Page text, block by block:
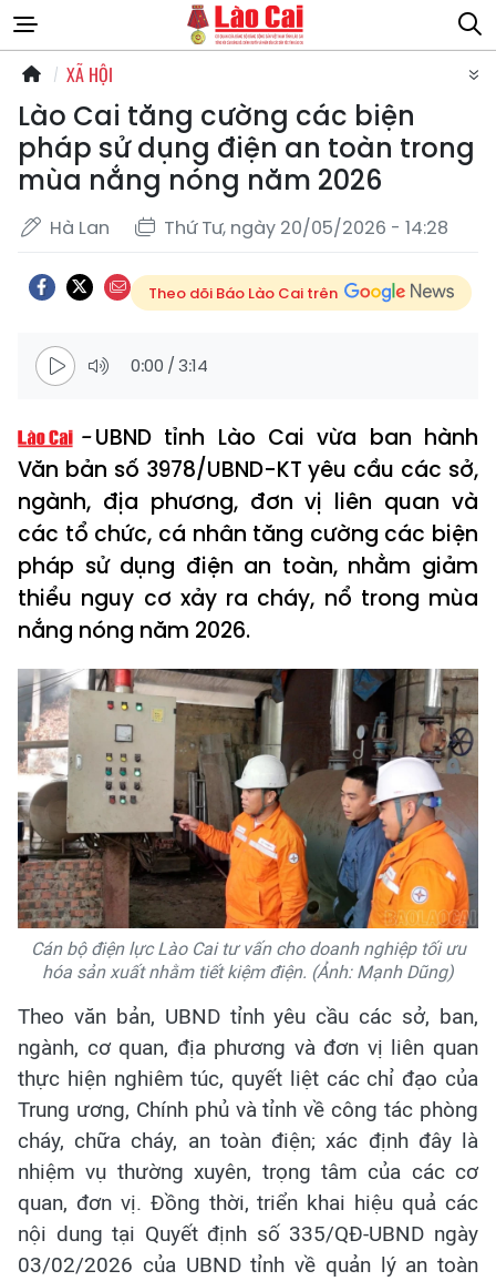
XÃ HỘI
Lào Cai tăng cường các biện
pháp sử dụng điện an toàn trong
mùa nắng nóng năm 2026
Hà Lan Thứ Tư, ngày 20/05/2026 - 14:28
Theo dõi Báo Lào Cai trên
0:00 /3:14
UBND tỉnh Lào Cai vừa ban hành
Văn bản số 3978/UBND-KT yêu cầu các sở,
ngành, địa phương, đơn vị liên quan và
các tổ chức, cá nhân tăng cường các biện
pháp sử dụng điện an toàn, nhằm giảm
thiểu nguy cơ xảy ra cháy, nổ trong mùa
nắng nóng năm 2026.
Cán bộ điện lực Lào Cai tư vấn cho doanh nghiệp tối ưu
hóa sản xuất nhằm tiết kiệm điện. (Ảnh: Mạnh Dũng)
Theo văn bản, UBND tỉnh yêu cầu các sở, ban,
ngành, cơ quan, địa phương và đơn vị liên quan
thực hiện nghiêm túc, quyết liệt các chỉ đạo của
Trung ương, Chính phủ và tỉnh về công tác phòng
cháy, chữa cháy, an toàn điện; xác định đây là
nhiệm vụ thường xuyên, trọng tâm của các cơ
quan, đơn vị. Đồng thời, triển khai hiệu quả các
nội dung tại Quyết định số 335/QĐ-UBND ngày
03/02/2026 của UBND tỉnh về quản lý an toàn